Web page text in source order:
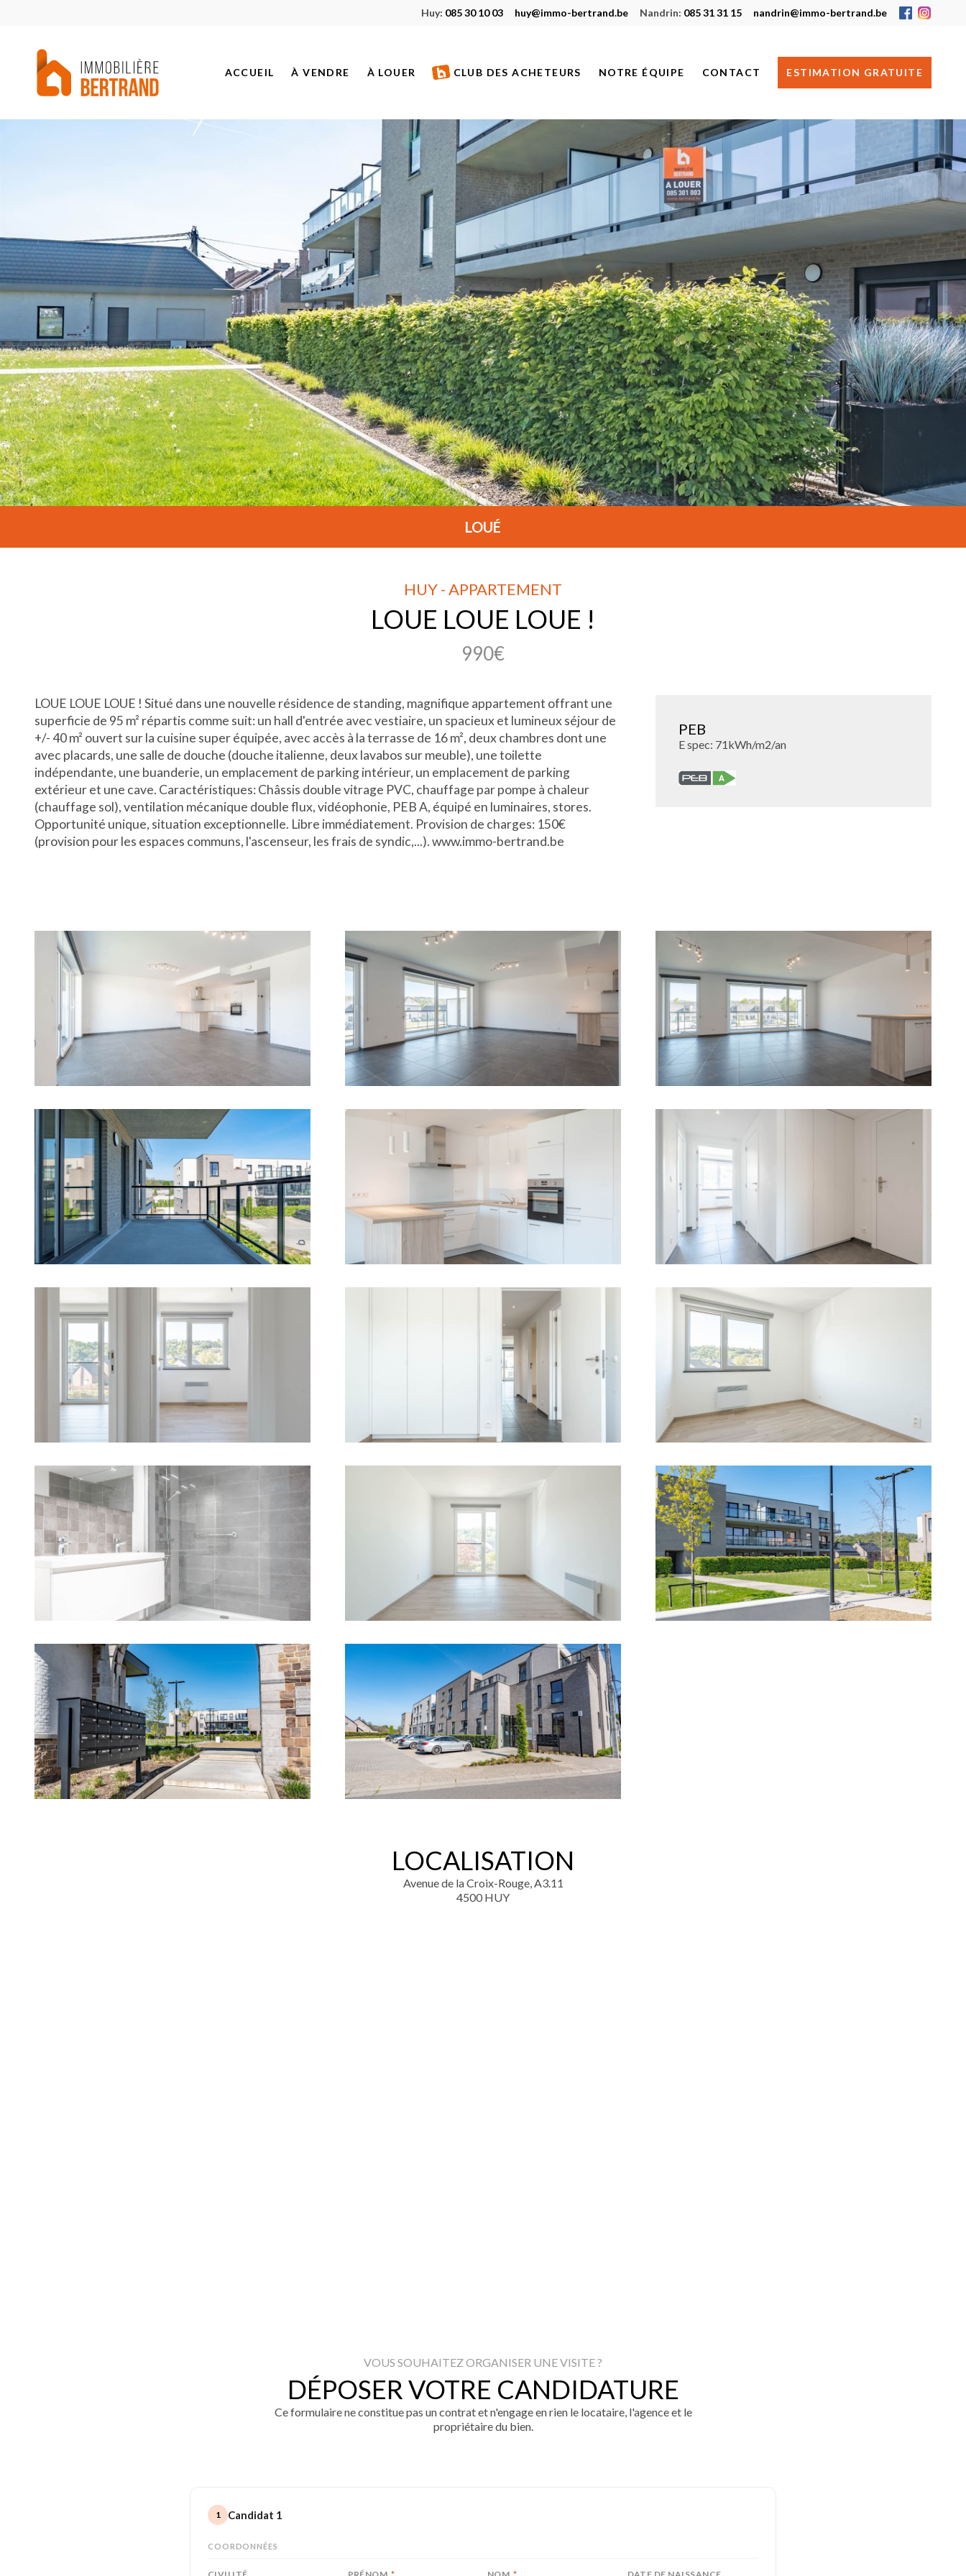
Huy: 085 30 10 03 huy@immo-bertrand.be Nandrin: 085 31 31 15 nandrin@immo-bertrand.be
ACCUEIL À VENDRE
PROJETS NEUFS
BIENS VENDUS
BIENS DE PRESTIGE
À LOUER
BIENS LOUÉS
CLUB DES ACHETEURS NOTRE ÉQUIPE CONTACT
NANDRIN
JE RECHERCHE UN BIEN
ESTIMATION GRATUITE
LOUÉ
HUY - APPARTEMENT
LOUE LOUE LOUE !
990€
LOUE LOUE LOUE ! Situé dans une nouvelle résidence de standing, magnifique appartement offrant une
superficie de 95 m² répartis comme suit: un hall d'entrée avec vestiaire, un spacieux et lumineux séjour de
+/- 40 m² ouvert sur la cuisine super équipée, avec accès à la terrasse de 16 m², deux chambres dont une
avec placards, une salle de douche (douche italienne, deux lavabos sur meuble), une toilette
indépendante, une buanderie, un emplacement de parking intérieur, un emplacement de parking
extérieur et une cave. Caractéristiques: Châssis double vitrage PVC, chauffage par pompe à chaleur
(chauffage sol), ventilation mécanique double flux, vidéophonie, PEB A, équipé en luminaires, stores.
Opportunité unique, situation exceptionnelle. Libre immédiatement. Provision de charges: 150€
(provision pour les espaces communs, l'ascenseur, les frais de syndic,...). www.immo-bertrand.be
PEB
E spec: 71kWh/m2/an
LOCALISATION
Avenue de la Croix-Rouge, A3.11
4500 HUY
VOUS SOUHAITEZ ORGANISER UNE VISITE ?
DÉPOSER VOTRE CANDIDATURE
Ce formulaire ne constitue pas un contrat et n'engage en rien le locataire, l'agence et le
propriétaire du bien.
1 Candidat 1
COORDONNÉES